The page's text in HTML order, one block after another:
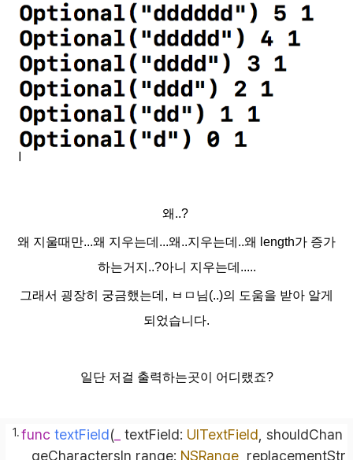
왜..?
왜 지울때만...왜 지우는데...왜..지우는데..왜 length가 증가
하는거지..?아니 지우는데.....
그래서 굉장히 궁금했는데, ㅂㅁ님(..)의 도움을 받아 알게
되었습니다.
일단 저걸 출력하는곳이 어디랬죠?
func textField( textField: UITextField shouldChan
geCharactersIn range: NSRange replacementStr